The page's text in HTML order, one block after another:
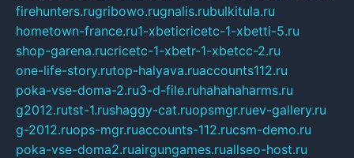
firehunters.rugribowo.rugnalis.rubulkitula.ru
hometown-france.ru1-xbeticricetc-1-xbetti-5.ru
shop-garena.rucricetc-1-xbetr-1-xbetcc-2.ru
one-life-story.rutop-halyava.ruaccounts112.ru
poka-vse-doma-2.ru3-d-file.ruhahahaharms.ru
g2012.rutst-1.rushaggy-cat.ruopsmgr.ruev-gallery.ru
g-2012.ruops-mgr.ruaccounts-112.rucsm-demo.ru
poka-vse-doma2.ruairgungames.ruallseo-host.ru